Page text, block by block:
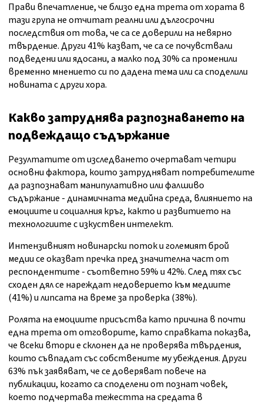
Прави впечатление, че близо една трета от хората в
тази група не отчитат реални или дългосрочни
последствия от това, че са се доверили на невярно
твърдение. Други 41% казват, че са се почувствали
подведени или ядосани, а малко под 30% са променили
временно мнението си по дадена тема или са споделили
новината с други хора.
Какво затруднява разпознаването на
подвеждащо съдържание
Резултатите от изследването очертават четири
основни фактора, които затрудняват потребителите
да разпознават манипулативно или фалшиво
съдържание - динамичната медийна среда, влиянието на
емоциите и социалния кръг, както и развитието на
технологиите с изкуствен интелект.
Интензивният новинарски поток и големият брой
медии се оказват пречка пред значителна част от
респондентите - съответно 59% и 42%. След тях със
сходен дял се нареждат недоверието към медиите
(41%) и липсата на време за проверка (38%).
Ролята на емоциите присъства като причина в почти
една трета от отговорите, като справката показва,
че всеки втори е склонен да не проверява твърдения,
които съвпадат със собствените му убеждения. Други
63% пък заявяват, че се доверяват повече на
публикации, когато са споделени от познат човек,
което подчертава тежестта на средата в